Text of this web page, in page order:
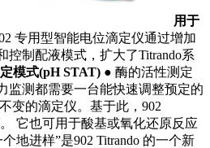
用于
专用型智能电位滴定仪通过增加
制配液模式，扩大了Titrando系
模式(pH STAT) ● 酶的活性测定
监测都需要一台能快速调整预定的
的滴定仪。基于此，902
。 它也可用于酸基或氧化还原反应
个地进样”是902 Titrando 的一个新